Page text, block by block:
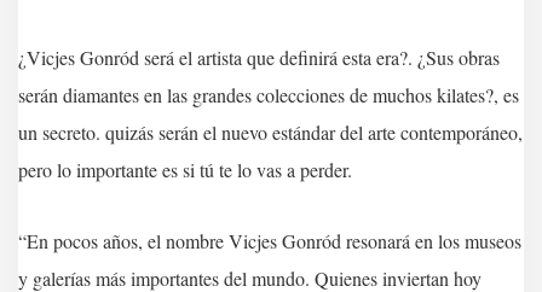
¿Vicjes Gonród será el artista que definirá esta era?. ¿Sus obras
serán diamantes en las grandes colecciones de muchos kilates?, es
un secreto. quizás serán el nuevo estándar del arte contemporáneo,
pero lo importante es si tú te lo vas a perder.
“En pocos años, el nombre Vicjes Gonród resonará en los museos
y galerías más importantes del mundo. Quienes inviertan hoy